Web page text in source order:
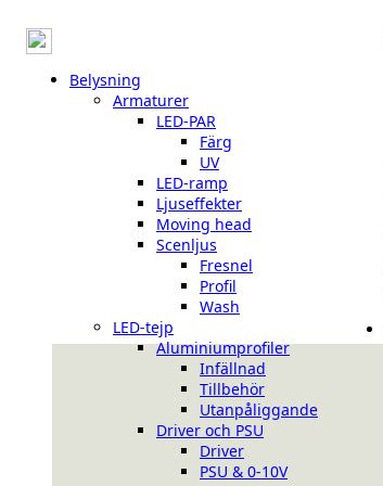
Belysning
Armaturer
LED-PAR
Färg
UV
LED-ramp
Ljuseffekter
Moving head
Scenljus
Fresnel
Profil
Wash
LED-tejp
Aluminiumprofiler
Infällnad
Tillbehör
Utanpåliggande
Driver och PSU
Driver
PSU & 0-10V